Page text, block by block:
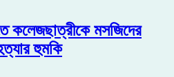
কলেজছাত্রীকে মসজিদের
হুমকি